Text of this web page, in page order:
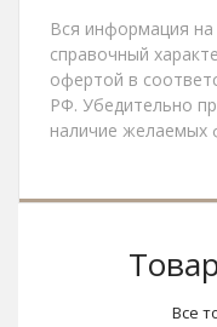
Вся информация на
справочный
офертой в
РФ. Убедительно
наличие желаемых
Все